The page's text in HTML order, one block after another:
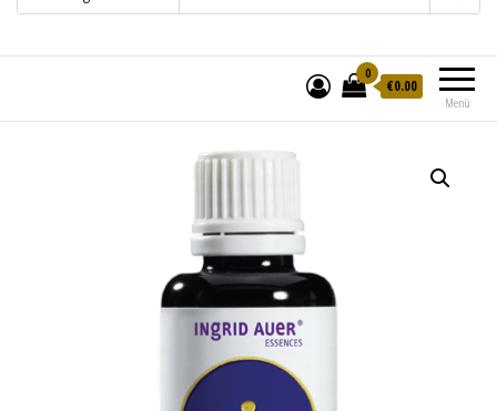
Menü
0
€0.00